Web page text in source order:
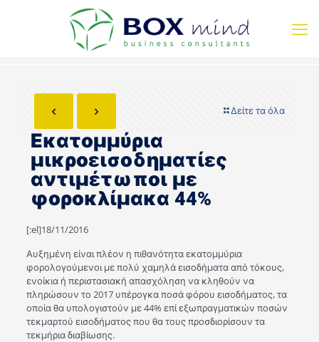
Δείτε τα όλα
Εκατομμύρια
μικροεισοδηματίες
αντιμέτωποι με
φοροκλίμακα 44%
[:el]18/11/2016
Αυξημένη είναι πλέον η πιθανότητα εκατομμύρια
φορολογούμενοι με πολύ χαμηλά εισοδήματα από τόκους,
ενοίκια ή περιστασιακή απασχόληση να κληθούν να
πληρώσουν το 2017 υπέρογκα ποσά φόρου εισοδήματος, τα
οποία θα υπολογιστούν με 44% επί εξωπραγματικών ποσών
τεκμαρτού εισοδήματος που θα τους προσδιορίσουν τα
τεκμήρια διαβίωσης.